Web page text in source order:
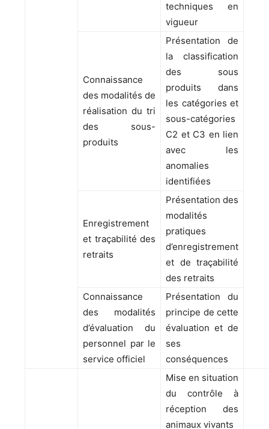
techniques en
vigueur
Connaissance
des modalités de
réalisation du tri
des sous-
produits
Présentation de
la classification
des sous
produits dans
les catégories et
sous-catégories
C2 et C3 en lien
avec les
anomalies
identifiées
Enregistrement
et traçabilité des
retraits
Présentation des
modalités
pratiques
d’enregistrement
et de traçabilité
des retraits
Connaissance
des modalités
d’évaluation du
personnel par le
service officiel
Présentation du
principe de cette
évaluation et de
ses
conséquences
Mise en situation
du contrôle à
réception des
animaux vivants